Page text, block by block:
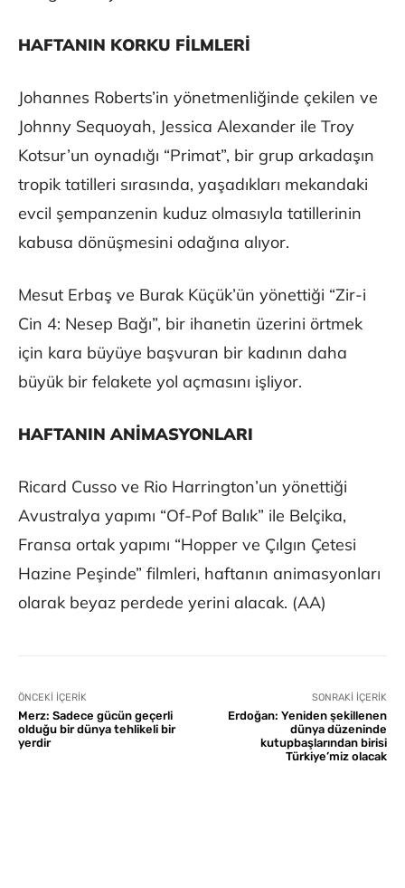
HAFTANIN KORKU FİLMLERİ
Johannes Roberts’in yönetmenliğinde çekilen ve
Johnny Sequoyah, Jessica Alexander ile Troy
Kotsur’un oynadığı “Primat”, bir grup arkadaşın
tropik tatilleri sırasında, yaşadıkları mekandaki
evcil şempanzenin kuduz olmasıyla tatillerinin
kabusa dönüşmesini odağına alıyor.
Mesut Erbaş ve Burak Küçük’ün yönettiği “Zir-i
Cin 4: Nesep Bağı”, bir ihanetin üzerini örtmek
için kara büyüye başvuran bir kadının daha
büyük bir felakete yol açmasını işliyor.
HAFTANIN ANİMASYONLARI
Ricard Cusso ve Rio Harrington’un yönettiği
Avustralya yapımı “Of-Pof Balık” ile Belçika,
Fransa ortak yapımı “Hopper ve Çılgın Çetesi
Hazine Peşinde” filmleri, haftanın animasyonları
olarak beyaz perdede yerini alacak. (AA)
ÖNCEKI İÇERIK
Merz: Sadece gücün geçerli
olduğu bir dünya tehlikeli bir
yerdir
SONRAKI İÇERIK
Erdoğan: Yeniden şekillenen
dünya düzeninde
kutupbaşlarından birisi
Türkiye’miz olacak